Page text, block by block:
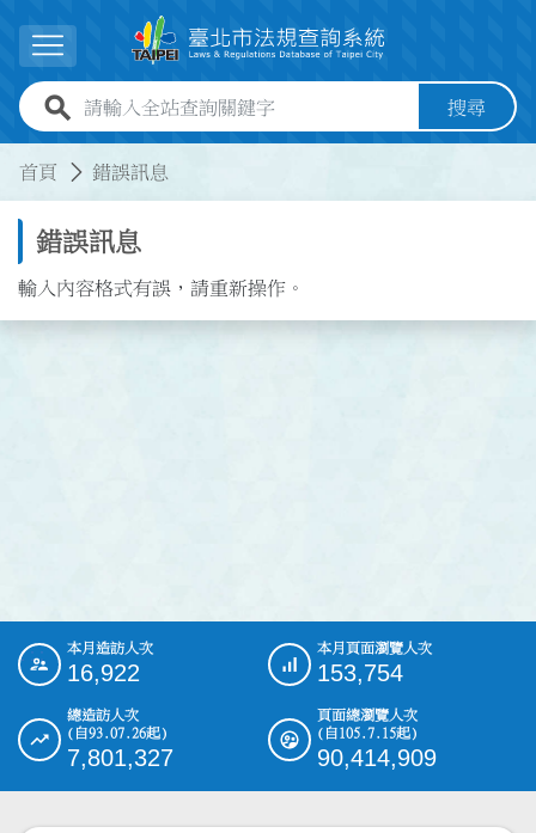
展開選單
全站查詢關鍵字欄位 搜尋
首頁 錯誤訊息
錯誤訊息
輸入內容格式有誤，請重新操作。
::: 本月造訪人次
16,922
本月頁面瀏覽人次
153,754
總造訪人次
(自93.07.26起)
7,801,327
頁面總瀏覽人次
(自105.7.15起)
90,414,909